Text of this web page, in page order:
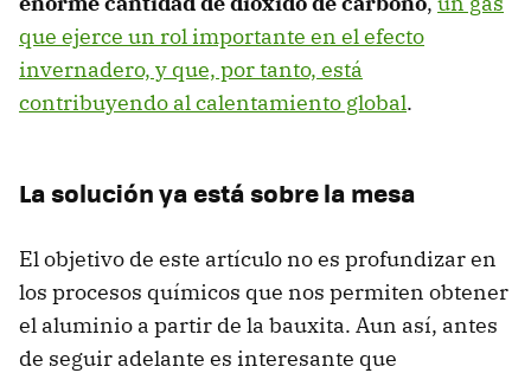
que ejerce un rol importante en el efecto
invernadero, y que, por tanto, está
contribuyendo al calentamiento global.
La solución ya está sobre la mesa
El objetivo de este artículo no es profundizar en
los procesos químicos que nos permiten obtener
el aluminio a partir de la bauxita. Aun así, antes
de seguir adelante es interesante que